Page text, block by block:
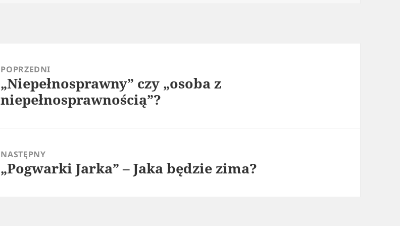
POPRZEDNI
Poprzedni
wpis:
„Niepełnosprawny” czy „osoba z
niepełnosprawnością”?
NASTĘPNY
Następny
„Pogwarki Jarka” – Jaka będzie zima?